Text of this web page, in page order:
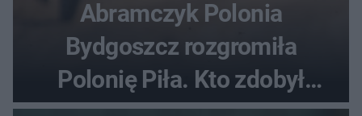
Abramczyk Polonia
Bydgoszcz rozgromiła
Polonię Piła. Kto zdobył